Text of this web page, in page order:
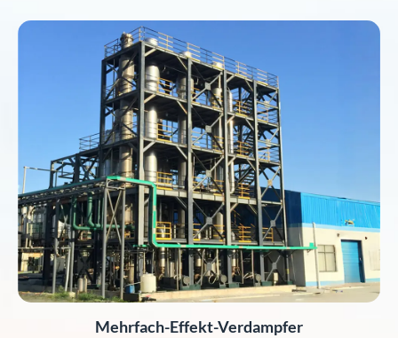
Mehrfach-Effekt-Verdampfer